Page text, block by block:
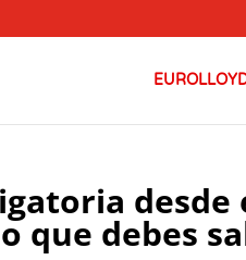
desde
que debes